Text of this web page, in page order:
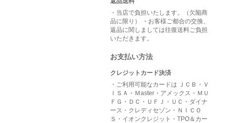
・当店で負担いたします。（欠陥商
品に限り） ・お客様ご都合の交換、
返品に関しましては往復送料ご負担
いただきます。
お支払い方法
クレジットカード決済
・ご利用可能なカードは ＪＣＢ・Ｖ
ＩＳＡ・Ｍaster・アメックス・ＭＵ
ＦＧ・ＤＣ・ＵＦＪ・ＵＣ・ダイナ
ース・クレディセゾン・ＮＩＣＯ
Ｓ・イオンクレジット・TPO＆カー